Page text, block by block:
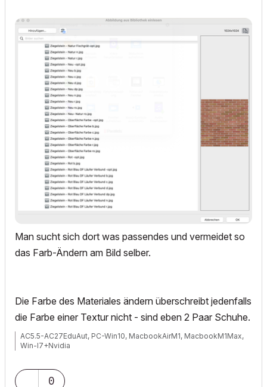
Man sucht sich dort was passendes und vermeidet so
das Farb-Ändern am Bild selber.
Die Farbe des Materiales ändern überschreibt jedenfalls
die Farbe einer Textur nicht - sind eben 2 Paar Schuhe.
AC5.5-AC27EduAut, PC-Win10, MacbookAirM1, MacbookM1Max,
Win-I7+Nvidia
0